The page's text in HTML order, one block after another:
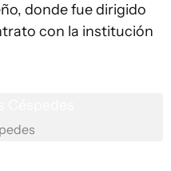
donde fue dirigido
con la institución